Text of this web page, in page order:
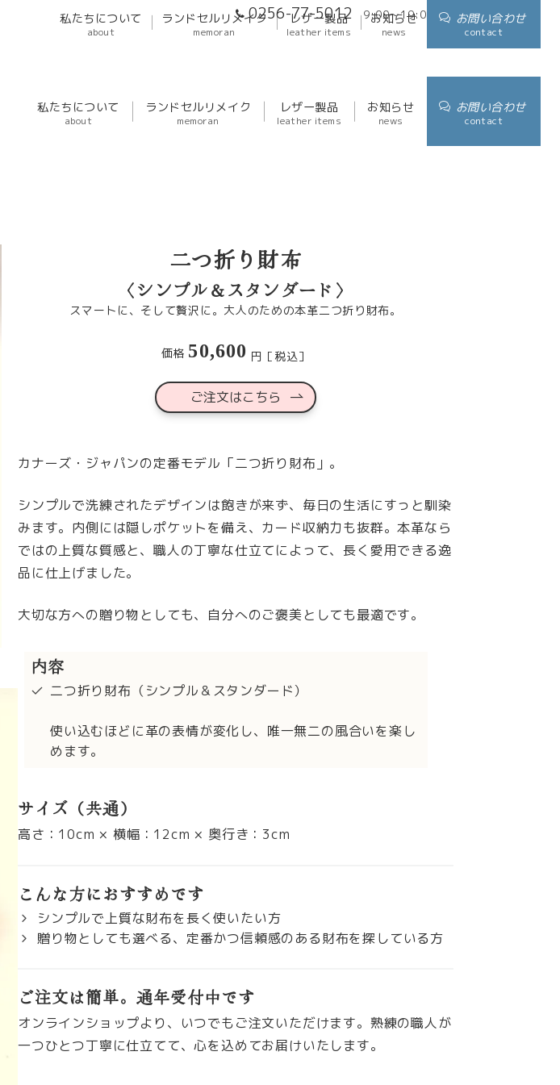
0256-77-5012 9:00～19:00 アクセス
私たちについて
about
ランドセルリメイク
memoran
レザー製品
leather items
お知らせ
news
お問い合わせ
contact
私たちについて
about
ランドセルリメイク
memoran
レザー製品
leather items
お知らせ
news
お問い合わせ
contact
二つ折り財布
〈シンプル＆スタンダード〉
スマートに、そして贅沢に。大人のための本革二つ折り財布。
価格 50,600 円［税込］
ご注文はこちら
カナーズ・ジャパンの定番モデル「二つ折り財布」。
シンプルで洗練されたデザインは飽きが来ず、毎日の生活にすっと馴染
みます。内側には隠しポケットを備え、カード収納力も抜群。本革なら
ではの上質な質感と、職人の丁寧な仕立てによって、長く愛用できる逸
品に仕上げました。
大切な方への贈り物としても、自分へのご褒美としても最適です。
内容
二つ折り財布（シンプル＆スタンダード）
使い込むほどに革の表情が変化し、唯一無二の風合いを楽し
めます。
サイズ（共通）
高さ：10cm × 横幅：12cm × 奥行き：3cm
こんな方におすすめです
シンプルで上質な財布を長く使いたい方
贈り物としても選べる、定番かつ信頼感のある財布を探している方
ご注文は簡単。通年受付中です
オンラインショップより、いつでもご注文いただけます。熟練の職人が
一つひとつ丁寧に仕立てて、心を込めてお届けいたします。